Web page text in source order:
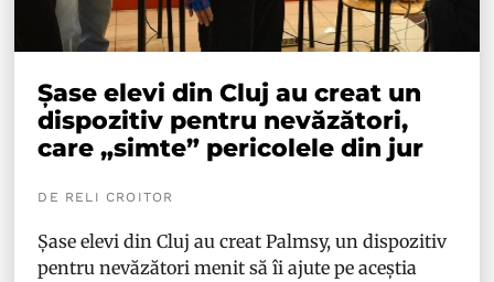
Șase elevi din Cluj au creat un
dispozitiv pentru nevăzători,
care „simte” pericolele din jur
DE RELI CROITOR
Șase elevi din Cluj au creat Palmsy, un dispozitiv
pentru nevăzători menit să îi ajute pe aceștia